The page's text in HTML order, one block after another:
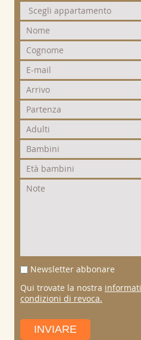
Newsletter abbonare
Qui trovate la nostra
condizioni di revoca.
INVIARE